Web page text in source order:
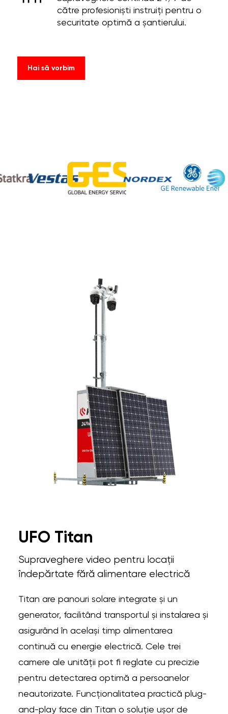
către profesioniști instruiți pentru o
securitate optimă a șantierului.
Hai să vorbim
UFO Titan
Supraveghere video pentru locații
îndepărtate fără alimentare electrică
Titan are panouri solare integrate și un
generator, facilitând transportul și instalarea și
asigurând în același timp alimentarea
continuă cu energie electrică. Cele trei
camere ale unității pot fi reglate cu precizie
pentru detectarea optimă a persoanelor
neautorizate. Funcționalitatea practică plug-
and-play face din Titan o soluție ușor de